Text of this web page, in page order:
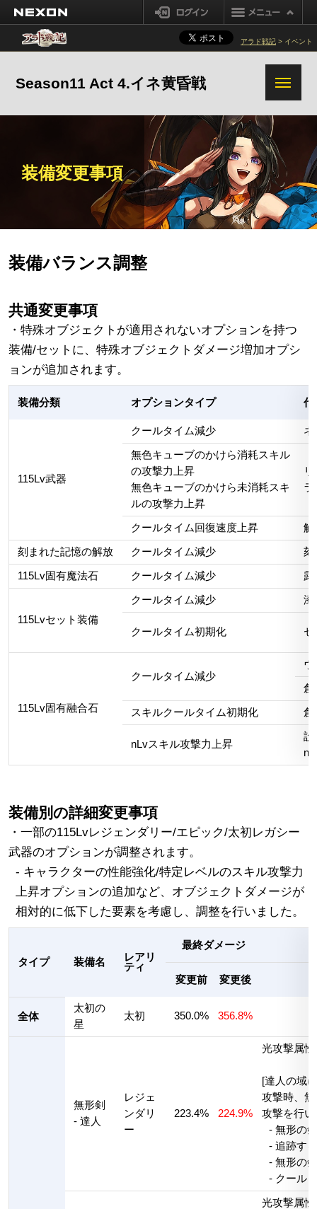
ログイン
アラド戦記 > イベント
Season11 Act 4.イネ黄昏戦
装備変更事項
装備バランス調整
共通変更事項
・特殊オブジェクトが適用されないオプションを持つ
装備/セットに、特殊オブジェクトダメージ増加オプシ
ョンが追加されます。
装備分類 オプションタイプ 代
115Lv武器
クールタイム減少 ネ
無色キューブのかけら消耗スキル
の攻撃力上昇
無色キューブのかけら未消耗スキ
ルの攻撃力上昇
ラ
クールタイム回復速度上昇 解
刻まれた記憶の解放 クールタイム減少 刻
115Lv固有魔法石 クールタイム減少 露
115Lvセット装備
クールタイム減少 漆
クールタイム初期化 セ
115Lv固有融合石
クールタイム減少
ヴ
創
スキルクールタイム初期化 創
nLvスキル攻撃力上昇
設
装備別の詳細変更事項
・一部の115Lvレジェンダリー/エピック/太初レガシー
武器のオプションが調整されます。
- キャラクターの性能強化/特定レベルのスキル攻撃力
上昇オプションの追加など、オブジェクトダメージが
相対的に低下した要素を考慮し、調整を行いました。
タイプ 装備名
レアリ
ティ
最終ダメージ
変更前 変更後
全体
太初の
星
太初 350.0% 356.8%
無形剣
- 達人
レジェ
ンダリ
ー
223.4% 224.9%
光攻撃属性
[達人の域
攻撃時、
攻撃を行
- 無形の
- 追跡す
- 無形の
- クール
光攻撃属性